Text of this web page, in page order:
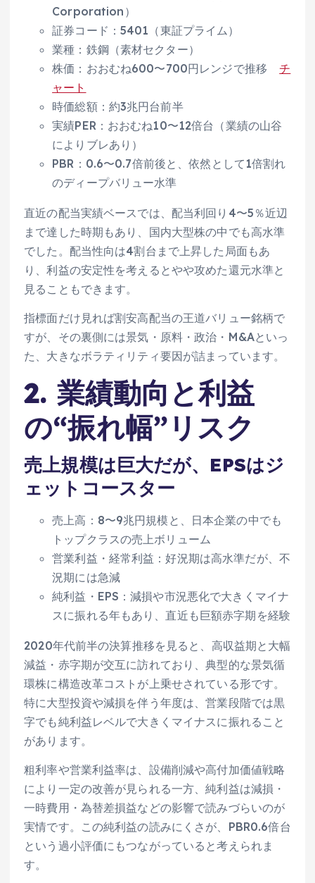
Corporation）
証券コード：5401（東証プライム）
業種：鉄鋼（素材セクター）
株価：おおむね600〜700円レンジで推移 チ
ャート
時価総額：約3兆円台前半
実績PER：おおむね10〜12倍台（業績の山谷
によりブレあり）
PBR：0.6〜0.7倍前後と、依然として1倍割れ
のディープバリュー水準
直近の配当実績ベースでは、配当利回り4〜5％近辺
まで達した時期もあり、国内大型株の中でも高水準
でした。配当性向は4割台まで上昇した局面もあ
り、利益の安定性を考えるとやや攻めた還元水準と
見ることもできます。
指標面だけ見れば割安高配当の王道バリュー銘柄で
すが、その裏側には景気・原料・政治・M&Aといっ
た、大きなボラティリティ要因が詰まっています。
2. 業績動向と利益
の“振れ幅”リスク
売上規模は巨大だが、EPSはジ
ェットコースター
売上高：8〜9兆円規模と、日本企業の中でも
トップクラスの売上ボリューム
営業利益・経常利益：好況期は高水準だが、不
況期には急減
純利益・EPS：減損や市況悪化で大きくマイナ
スに振れる年もあり、直近も巨額赤字期を経験
2020年代前半の決算推移を見ると、高収益期と大幅
減益・赤字期が交互に訪れており、典型的な景気循
環株に構造改革コストが上乗せされている形です。
特に大型投資や減損を伴う年度は、営業段階では黒
字でも純利益レベルで大きくマイナスに振れること
があります。
粗利率や営業利益率は、設備削減や高付加価値戦略
により一定の改善が見られる一方、純利益は減損・
一時費用・為替差損益などの影響で読みづらいのが
実情です。この純利益の読みにくさが、PBR0.6倍台
という過小評価にもつながっていると考えられま
す。